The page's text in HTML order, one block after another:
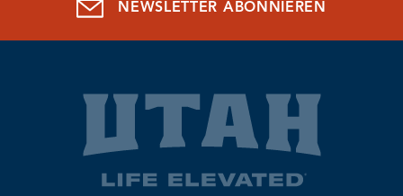
NEWSLETTER ABONNIEREN